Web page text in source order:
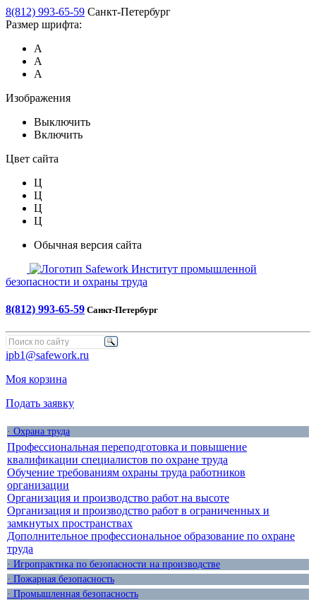
8(812) 993-65-59 Санкт-Петербург
Размер шрифта:
А
А
А
Изображения
Выключить
Включить
Цвет сайта
Ц
Ц
Ц
Ц
Обычная версия сайта
Safework Институт промышленной
безопасности и охраны труда
8(812) 993-65-59 Санкт-Петербург
ipb1@safework.ru
Моя корзина
Подать заявку
· Охрана труда
Профессиональная переподготовка и повышение
квалификации специалистов по охране труда
Обучение требованиям охраны труда работников
организации
Организация и производство работ на высоте
Организация и производство работ в ограниченных и
замкнутых пространствах
Дополнительное профессиональное образование по охране
труда
· Игропрактика по безопасности на производстве
· Пожарная безопасность
· Промышленная безопасность